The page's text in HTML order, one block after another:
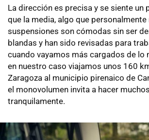
La dirección es precisa y se siente un
que la media, algo que personalmente
suspensiones son cómodas sin ser
blandas y han sido revisadas para
cuando vayamos más cargados de lo
en nuestro caso viajamos unos 160
Zaragoza al municipio pirenaico de
el monovolumen invita a hacer
tranquilamente.